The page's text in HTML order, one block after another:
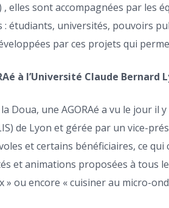
, elles sont accompagnées par
étudiants, universités, pouvoirs
par ces projets qui
à l’Université Claude Bernard
Doua, une AGORAé a vu le jour
de Lyon et gérée par un vice-
et certains bénéficiaires, ce
et animations proposées à tous
» ou encore « cuisiner au micro-